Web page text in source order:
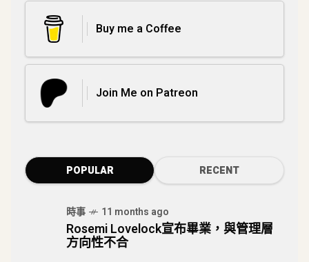
Buy me a Coffee
Join Me on Patreon
POPULAR RECENT
時事 11 months ago
Rosemi Lovelock宣布畢業，與管理層
方向性不合